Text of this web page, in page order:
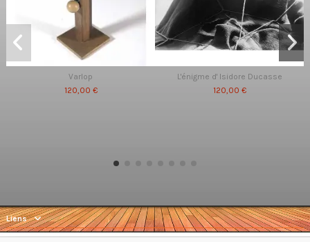
Varlop
120,00 €
L'énigme d' Isidore Ducasse
120,00 €
Liens